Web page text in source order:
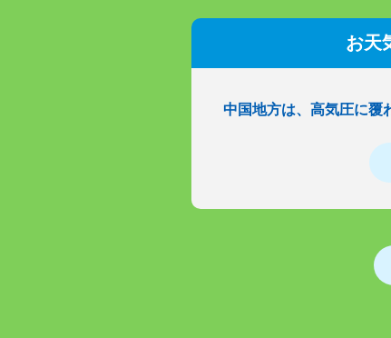
お天
中国地方は、高気圧に